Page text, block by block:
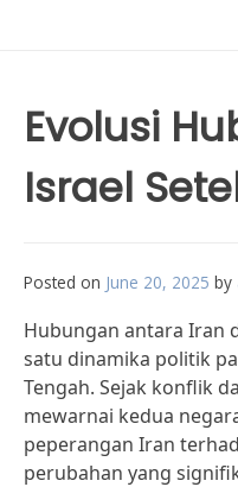
Evolusi
Israel
Posted on June 20, 2025 by
Hubungan antara Iran
satu dinamika politik
Tengah. Sejak konflik
mewarnai kedua
peperangan Iran
perubahan yang